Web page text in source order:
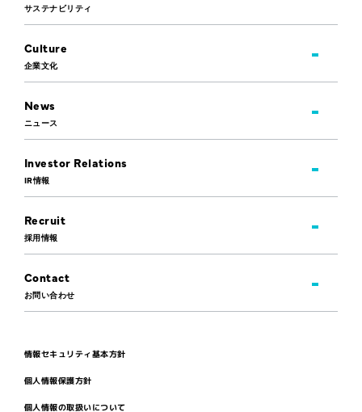
サステナビリティ
Culture
企業文化
News
ニュース
Investor Relations
IR情報
Recruit
採用情報
Contact
お問い合わせ
情報セキュリティ基本方針
個人情報保護方針
個人情報の取扱いについて